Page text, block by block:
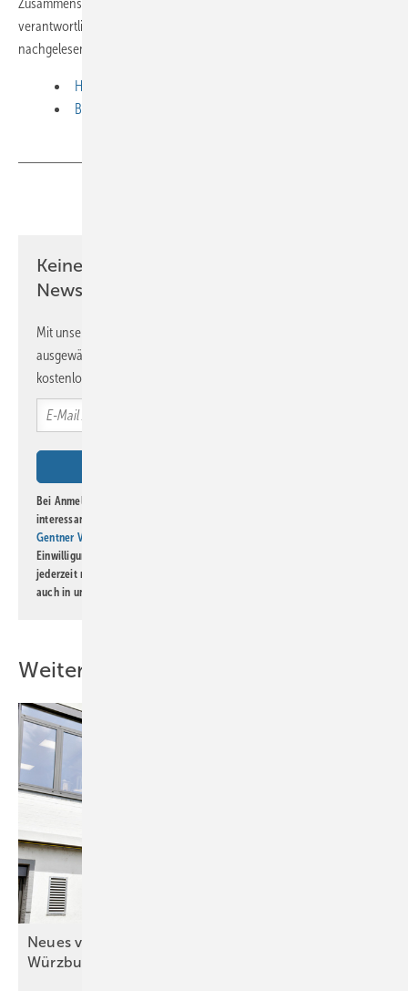
Zusammenstellung der Reportage
verantwortlich. Beide Fachartikel können als Online-Extra barrierefrei
nachgelesen werden.
Haus S
Bleibt alles Anders
Keine Zeit? Kein Problem mit dem BM
Newsletter!
Mit unserem Newsletter erhalten Sie regelmäßig von uns
ausgewählte Informationen und Neuigkeiten, gebündelt und
kostenlos direkt ins Postfach.
Bei Anmeldung zu diesem Newsletter bin ich damit einverstanden, über
interessante Verlags- und Online-Angebote
Gentner Verlag GmbH & Co. KG
Einwilligung kann ich jederzeit widerrufen und eine Abmeldung ist
jederzeit möglich. Informationen zum Umgang mit Daten finden Sie
auch in unserer
Weitere Inhalte
Neues von der (für die) Spengler-Meisterschule in
Würzburg